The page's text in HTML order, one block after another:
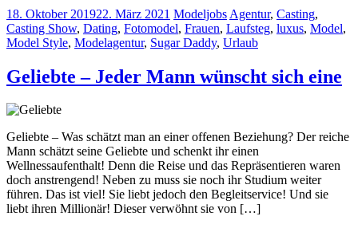
18. Oktober 201922. März 2021 Modeljobs Agentur, Casting,
Casting Show, Dating, Fotomodel, Frauen, Laufsteg, luxus, Model,
Model Style, Modelagentur, Sugar Daddy, Urlaub
Geliebte – Jeder Mann wünscht sich eine
Geliebte – Was schätzt man an einer offenen Beziehung? Der reiche
Mann schätzt seine Geliebte und schenkt ihr einen
Wellnessaufenthalt! Denn die Reise und das Repräsentieren waren
doch anstrengend! Neben zu muss sie noch ihr Studium weiter
führen. Das ist viel! Sie liebt jedoch den Begleitservice! Und sie
liebt ihren Millionär! Dieser verwöhnt sie von […]